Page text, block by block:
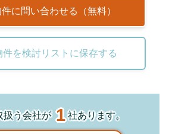
件に問い合わせる（無料）
件を検討リストに保存する
扱う会社が1社あります。